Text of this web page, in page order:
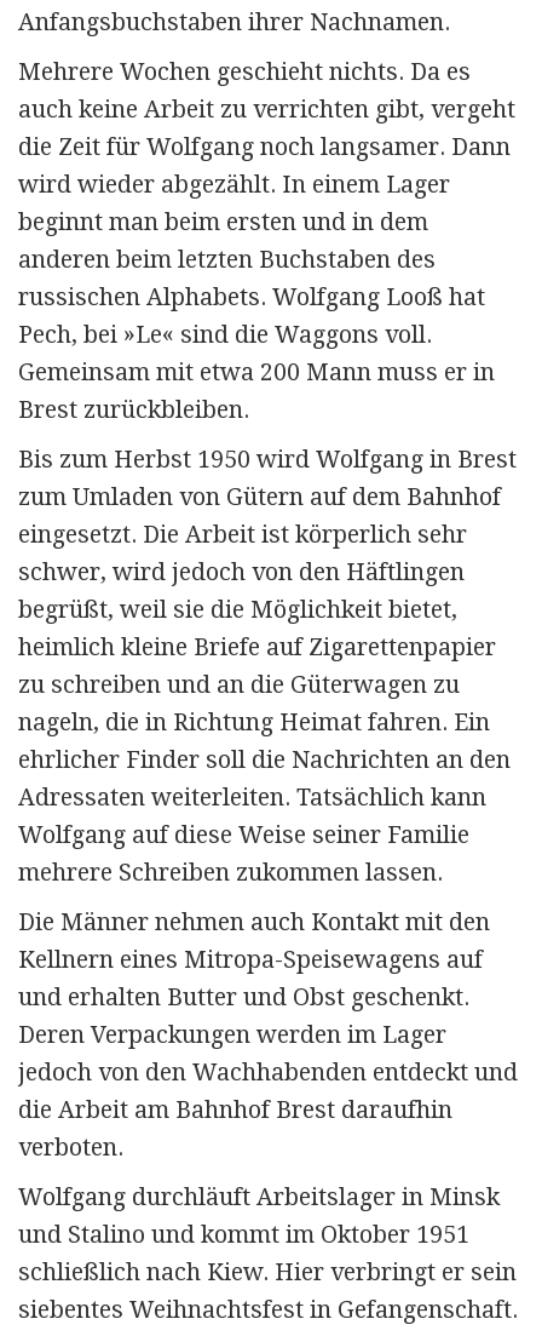
Anfangs­buchstaben ihrer Nachnamen.
Mehrere Wochen geschieht nichts. Da es
auch keine Arbeit zu verrichten gibt, vergeht
die Zeit für Wolfgang noch langsamer. Dann
wird wieder abgezählt. In einem Lager
beginnt man beim ersten und in dem
anderen beim letzten Buchstaben des
russischen Alphabets. Wolfgang Looß hat
Pech, bei »Le« sind die Waggons voll.
Gemeinsam mit etwa 200 Mann muss er in
Brest zurückbleiben.
Bis zum Herbst 1950 wird Wolfgang in Brest
zum Umladen von Gütern auf dem Bahnhof
eingesetzt. Die Arbeit ist körperlich sehr
schwer, wird jedoch von den Häftlingen
begrüßt, weil sie die Möglichkeit bietet,
heimlich kleine Briefe auf Zigarettenpapier
zu schreiben und an die Güterwagen zu
nageln, die in Richtung Heimat fahren. Ein
ehrlicher Finder soll die Nachrichten an den
Adressaten weiterleiten. Tatsächlich kann
Wolfgang auf diese Weise seiner Familie
mehrere Schreiben zukommen lassen.
Die Männer nehmen auch Kontakt mit den
Kellnern eines Mitropa-Speisewagens auf
und erhalten Butter und Obst geschenkt.
Deren Verpackungen werden im Lager
jedoch von den Wachhabenden entdeckt und
die Arbeit am Bahnhof Brest daraufhin
verboten.
Wolfgang durchläuft Arbeitslager in Minsk
und Stalino und kommt im Oktober 1951
schließlich nach Kiew. Hier verbringt er sein
siebentes Weihnachtsfest in Gefangenschaft.